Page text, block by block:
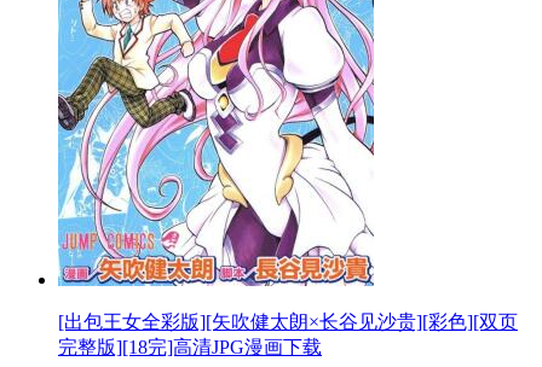
[出包王女全彩版][矢吹健太朗×长谷见沙贵][彩色][双页
完整版][18完]高清JPG漫画下载